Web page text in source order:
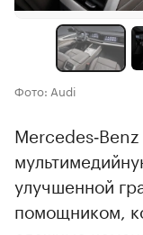
Фото: Audi
улучшенной
помощником,